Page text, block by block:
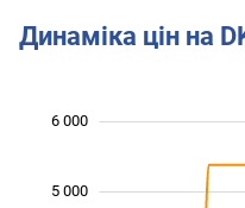
Динаміка цін на
5 000
6 000